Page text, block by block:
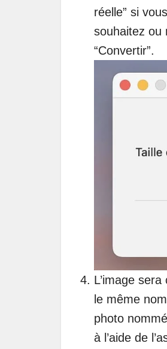
réelle” si
souhaitez ou
“Convertir”.
L’image
le même
photo
à l’aide de